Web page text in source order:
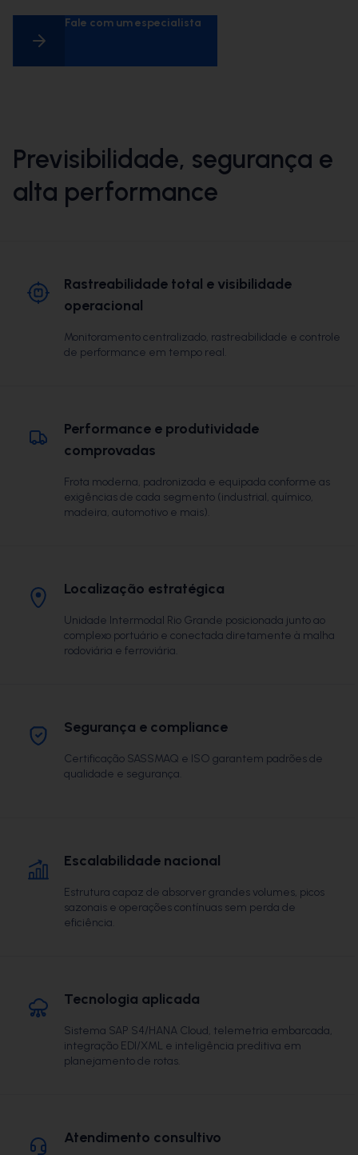
Fale com um especialista
Previsibilidade, segurança e
alta performance
Rastreabilidade total e visibilidade
operacional
Monitoramento centralizado, rastreabilidade e controle
de performance em tempo real.
Performance e produtividade
comprovadas
Frota moderna, padronizada e equipada conforme as
exigências de cada segmento (industrial, químico,
madeira, automotivo e mais).
Localização estratégica
Unidade Intermodal Rio Grande posicionada junto ao
complexo portuário e conectada diretamente à malha
rodoviária e ferroviária.
Segurança e compliance
Certificação SASSMAQ e ISO garantem padrões de
qualidade e segurança.
Escalabilidade nacional
Estrutura capaz de absorver grandes volumes, picos
sazonais e operações contínuas sem perda de
eficiência.
Tecnologia aplicada
Sistema SAP S4/HANA Cloud, telemetria embarcada,
integração EDI/XML e inteligência preditiva em
planejamento de rotas.
Atendimento consultivo